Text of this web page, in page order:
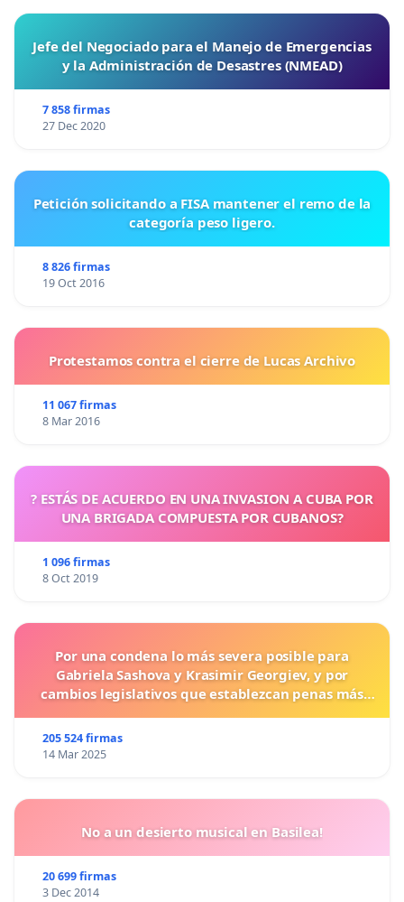
Jefe del Negociado para el Manejo de Emergencias
y la Administración de Desastres (NMEAD)
7 858 firmas
27 Dec 2020
Petición solicitando a FISA mantener el remo de la
categoría peso ligero.
8 826 firmas
19 Oct 2016
Protestamos contra el cierre de Lucas Archivo
11 067 firmas
8 Mar 2016
? ESTÁS DE ACUERDO EN UNA INVASION A CUBA POR
UNA BRIGADA COMPUESTA POR CUBANOS?
1 096 firmas
8 Oct 2019
Por una condena lo más severa posible para
Gabriela Sashova y Krasimir Georgiev, y por
cambios legislativos que establezcan penas más
205 524 firmas
14 Mar 2025
No a un desierto musical en Basilea!
20 699 firmas
3 Dec 2014